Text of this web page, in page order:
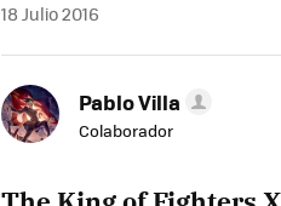
18 Julio 2016
Pablo Villa
Colaborador